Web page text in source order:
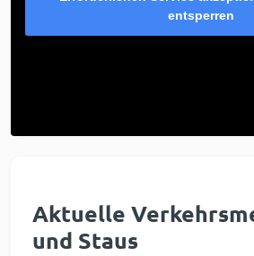
entsperren
Aktuelle
und Staus